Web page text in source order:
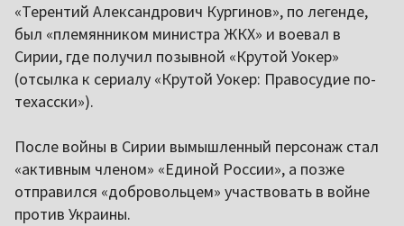
«Терентий Александрович Кургинов», по легенде,
был «племянником министра ЖКХ» и воевал в
Сирии, где получил позывной «Крутой Уокер»
(отсылка к сериалу «Крутой Уокер: Правосудие по-
техасски»).
После войны в Сирии вымышленный персонаж стал
«активным членом» «Единой России», а позже
отправился «добровольцем» участвовать в войне
против Украины.